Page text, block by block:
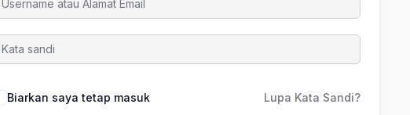
Biarkan saya tetap masuk Lupa Kata Sandi?